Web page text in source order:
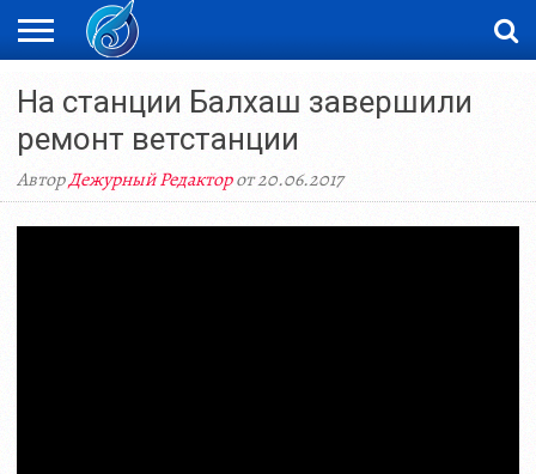
НОВОСТИ
ВИДЕО
ФОТОРЕПОРТАЖИ
ОРКЕН
На станции Балхаш завершили
ремонт ветстанции
АвторДежурный Редакторот 20.06.2017